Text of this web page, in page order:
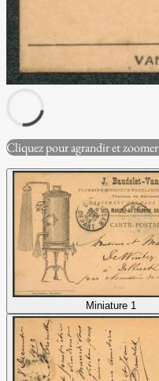
Cliquez pour agrandir et zoomer
Miniature 1